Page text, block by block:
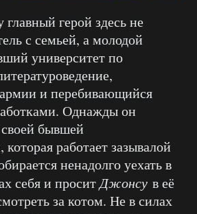
герой здесь не
с семьей, а молодой
университет по
и перебивающийся
Однажды он
своей бывшей
работает зазывалой
ненадолго уехать в
себя и проситДжонсу в её
за котом. Не в силах